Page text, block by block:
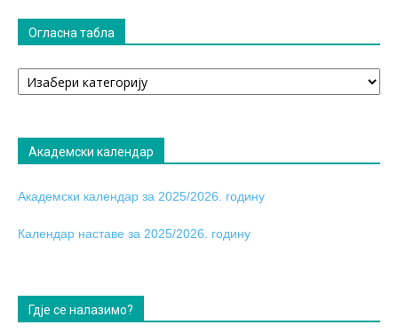
Огласна табла
Огласна
табла
Академски календар
Академски календар за 2025/2026. годину
Календар наставе за 2025/2026. годину
Гдје се налазимо?